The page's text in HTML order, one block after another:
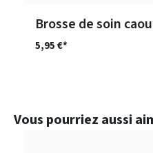
Brosse de soin
5,95 €*
Ignorer la galerie de produits
Vous pourriez aussi